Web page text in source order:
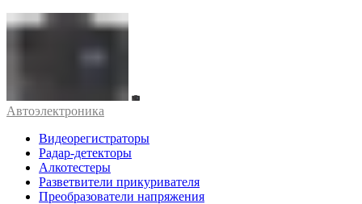
Автоэлектроника
Видеорегистраторы
Радар-детекторы
Алкотестеры
Разветвители прикуривателя
Преобразователи напряжения